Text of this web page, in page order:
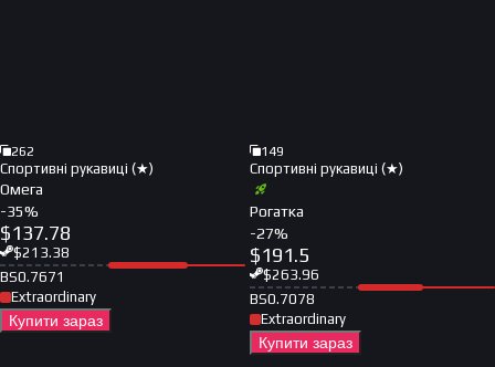
262
Спортивні рукавиці (★)
Омега
-35%
$137.78
$213.38
BS0.7671
Extraordinary
Купити зараз
149
Спортивні рукавиці (★)
Рогатка
-27%
$191.5
$263.96
BS0.7078
Extraordinary
Купити зараз